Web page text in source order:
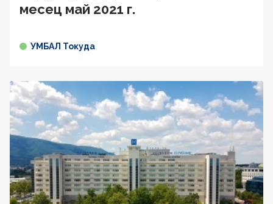
месец май 2021 г.
УМБАЛ Токуда